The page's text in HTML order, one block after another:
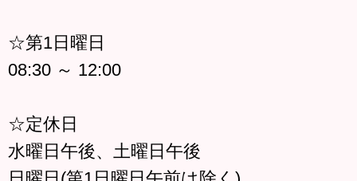
☆第1日曜日
08:30 ～ 12:00
☆定休日
水曜日午後、土曜日午後